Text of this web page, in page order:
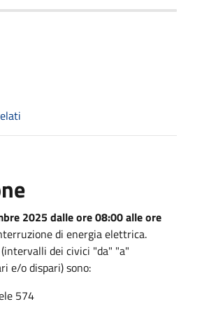
2025 dalle ore 08:00 alle ore
di energia elettrica.
dei civici "da" "a"
e/o dispari) sono:
574